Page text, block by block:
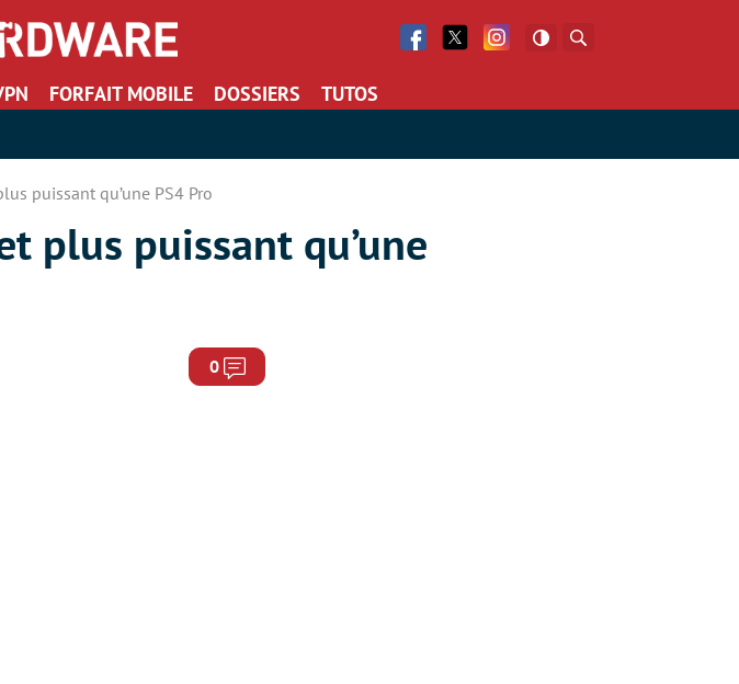
Facebook
Twitter Facebook
FORFAIT MOBILE DOSSIERS TUTOS
puissant qu’une PS4 Pro
plus puissant qu’une
0 Commentaires